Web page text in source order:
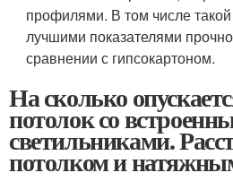
профилями. В том числе такой
лучшими показателями
сравнении с гипсокартоном.
На сколько
потолок со
светильниками.
потолком и